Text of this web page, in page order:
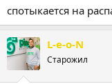
спотыкается на
L-e-o-N
Старожил